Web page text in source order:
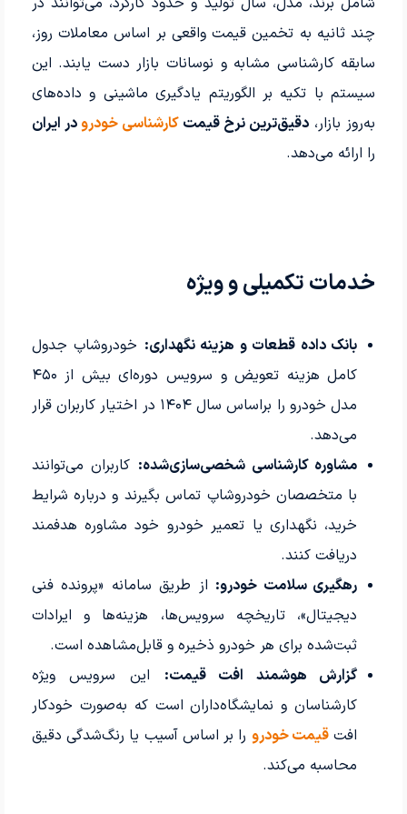
چند ثانیه به تخمین قیمت واقعی بر اساس معاملات روز،
سابقه کارشناسی مشابه و نوسانات بازار دست یابند. این
سیستم با تکیه بر الگوریتم یادگیری ماشینی و داده‌های
به‌روز بازار، دقیق‌ترین نرخ قیمتکارشناسی خودرودر ایران
را ارائه می‌دهد.
خدمات تکمیلی و ویژه
بانک داده قطعات و هزینه نگهداری: خودروشاپ جدول
کامل هزینه تعویض و سرویس دوره‌ای بیش از ۴۵۰
مدل خودرو را براساس سال ۱۴۰۴ در اختیار کاربران قرار
می‌دهد.
مشاوره کارشناسی شخصی‌سازی‌شده: کاربران می‌توانند
با متخصصان خودروشاپ تماس بگیرند و درباره شرایط
خرید، نگهداری یا تعمیر خودرو خود مشاوره هدفمند
دریافت کنند.
رهگیری سلامت خودرو: از طریق سامانه «پرونده فنی
دیجیتال»، تاریخچه سرویس‌ها، هزینه‌ها و ایرادات
ثبت‌شده برای هر خودرو ذخیره و قابل‌مشاهده است.
گزارش هوشمند افت قیمت: این سرویس ویژه
کارشناسان و نمایشگاه‌داران است که به‌صورت خودکار
افتقیمت خودرو را بر اساس آسیب یا رنگ‌شدگی دقیق
محاسبه می‌کند.